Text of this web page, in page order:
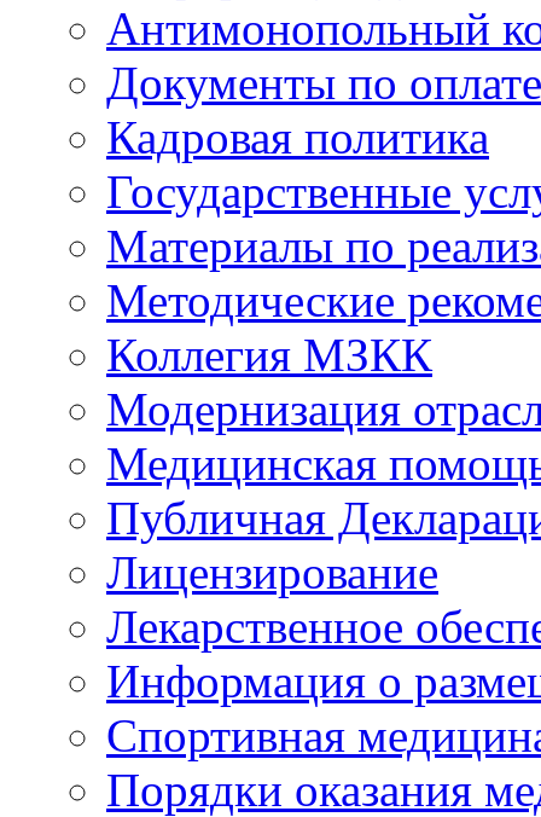
Антимонопольный
Документы по
Кадровая политика
Государственные
Материалы по
Методические
Коллегия МЗКК
Модернизация
Медицинская
Публичная
Лицензирование
Лекарственное
Информация о
Спортивная
Порядки оказания